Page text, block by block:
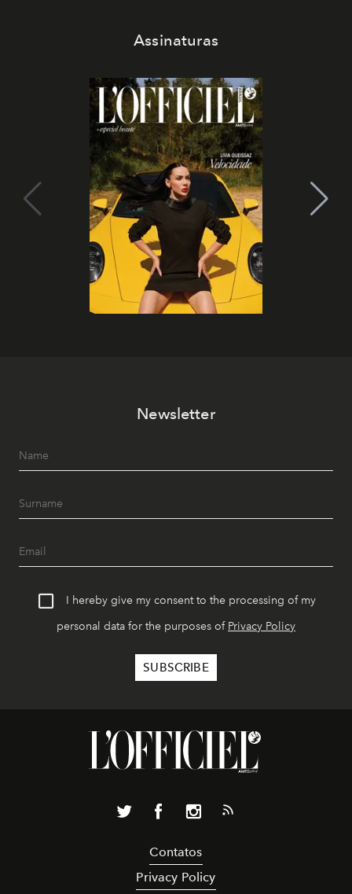
Assinaturas
Newsletter
I hereby give my consent to the processing of my
personal data for the purposes of Privacy Policy
Contatos
Privacy Policy